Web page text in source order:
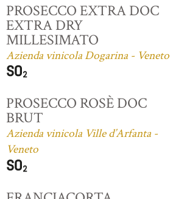
PROSECCO EXTRA DOC
EXTRA DRY
MILLESIMATO
Azienda vinicola Dogarina - Veneto
PROSECCO ROSÈ DOC
BRUT
Azienda vinicola Ville d’Arfanta -
Veneto